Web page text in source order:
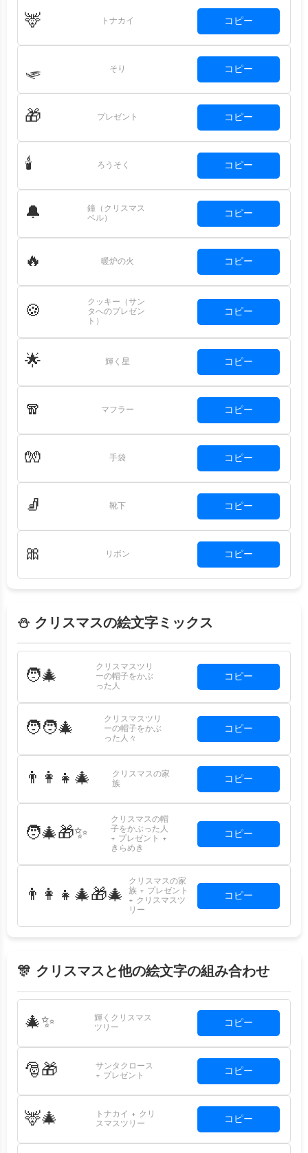
🦌 トナカイ コピー
🛷 そり コピー
🎁 プレゼント コピー
🕯️ ろうそく コピー
🔔
鐘（クリスマス
ベル）
コピー
🔥 暖炉の火 コピー
🍪
クッキー（サン
タへのプレゼン
ト）
コピー
🌟 輝く星 コピー
🧣 マフラー コピー
🧤 手袋 コピー
🧦 靴下 コピー
🎀 リボン コピー
⛄ クリスマスの絵文字ミックス
🧑‍🎄
クリスマスツリ
ーの帽子をかぶ
った人
コピー
🧑‍🧑‍🎄
クリスマスツリ
ーの帽子をかぶ
った人々
コピー
👨‍👩‍👧‍🎄
クリスマスの家
族
コピー
🧑‍🎄🎁✨
クリスマスの帽
子をかぶった人
+ プレゼント +
きらめき
コピー
👨‍👩‍👧‍🎄🎁🎄
クリスマスの家
族 + プレゼント
+ クリスマスツ
リー
コピー
🎊 クリスマスと他の絵文字の組み合わせ
🎄✨
輝くクリスマス
ツリー
コピー
🎅🎁
サンタクロース
+ プレゼント
コピー
🦌🎄
トナカイ + クリ
スマスツリー
コピー